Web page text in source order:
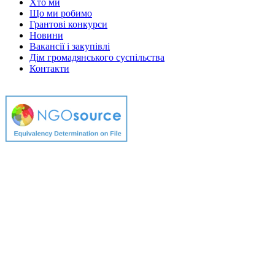
Хто ми
Що ми робимо
Грантові конкурси
Новини
Вакансії і закупівлі
Дім громадянського суспільства
Контакти